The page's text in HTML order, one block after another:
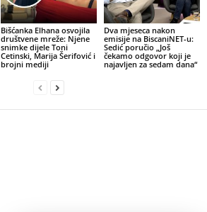
Bišćanka Elhana osvojila
društvene mreže: Njene
snimke dijele Toni
Cetinski, Marija Šerifović i
brojni mediji
Dva mjeseca nakon
emisije na BiscaniNET-u:
Sedić poručio „Još
čekamo odgovor koji je
najavljen za sedam dana“